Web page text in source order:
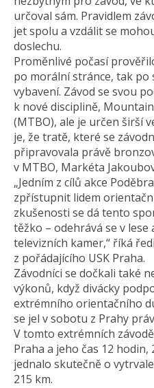
určoval sám. Pravidlem
jet spolu a vzdálit se
doslechu.
Proměnlivé počasí
po morální stránce, tak po
vybavení. Závod se svou
k nové disciplině,
(MTBO), ale je určen širší
je, že tratě, které se
připravovala právě
v MTBO, Markéta
„Jedním z cílů akce
zpřístupnit lidem
zkušenosti se dá tento
těžko – odehrává se v
televizních kamer,“ říká
z pořádajícího USK Praha.
Závodníci se dočkali také
výkonů, když divácky
extrémního orientačního
se jel v sobotu z Prahy
V tomto extrémních
Praha a jeho čas 12
jednalo skutečně o
215 km.